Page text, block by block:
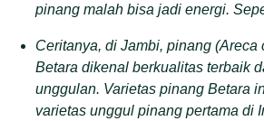
pinang malah bisa jadi energi.
Ceritanya, di Jambi, pinang (Areca
Betara dikenal berkualitas terbaik
unggulan. Varietas pinang Betara
varietas unggul pinang pertama di